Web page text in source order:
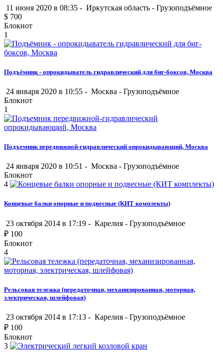
11 июня 2020 в 08:35 - Иркутская область - Грузоподъёмное
$ 700
Блокнот
1
Подъёмник - опрокидыватель гидравлический для биг-боксов, Москва
24 января 2020 в 10:55 - Москва - Грузоподъёмное
Блокнот
1
Подъемник передвижной-гидравлический опрокидывающий, Москва
24 января 2020 в 10:51 - Москва - Грузоподъёмное
Блокнот
4
Концевые балки опорные и подвесные (КИТ комплекты)
23 октября 2014 в 17:19 - Карелия - Грузоподъёмное
₽ 100
Блокнот
4
Рельсовая тележка (передаточная, механизированная, моторная,
электрическая, шлейфовая)
23 октября 2014 в 17:13 - Карелия - Грузоподъёмное
₽ 100
Блокнот
3